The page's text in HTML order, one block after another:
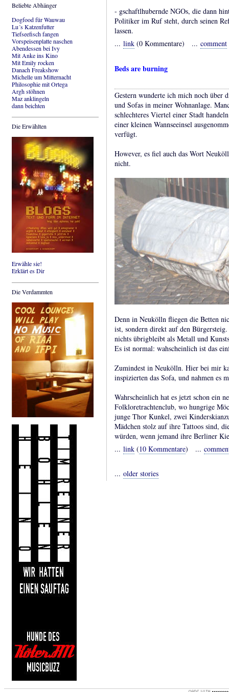
Beliebte Abhänger
Dogfood für Wauwau
Lu´s Katzenfutter
Tiefseefisch fangen
Vorspeisenplatte naschen
Abendessen bei Ivy
Mit Anke ins Kino
Mit Emily rocken
Danach Freakshow
Michelle um Mitternacht
Philosophie mit Ortega
Argh stöhnen
Maz anklingeln
dann beichten
Die Erwählten
Erwähle sie!
Erklärt es Dir
Die Verdammten
- gschaftlhubernde NGOs, die dann
Politiker im Ruf steht, durch seinen
lassen.
... link (0 Kommentare) ... comment
Beds are burning
Gestern wunderte ich mich noch über
und Sofas in meiner Wohnanlage.
schlechteres Viertel einer Stadt
einer kleinen Wannseeinsel
verfügt.
However, es fiel auch das Wort
nicht.
Denn in Neukölln fliegen die Betten
ist, sondern direkt auf den
nichts übrigbleibt als Metall und
Es ist normal: wahscheinlich ist das
Zumindest in Neukölln. Hier bei mir
inspizierten das Sofa, und nahmen es
Wahrscheinlich hat es jetzt schon ein
Folkloretrachtenclub, wo hungrige
junge Thor Kunkel, zwei
Mädchen stolz auf ihre Tattoos sind,
würden, wenn jemand ihre Berliner
... link (10 Kommentare) ...
... older stories